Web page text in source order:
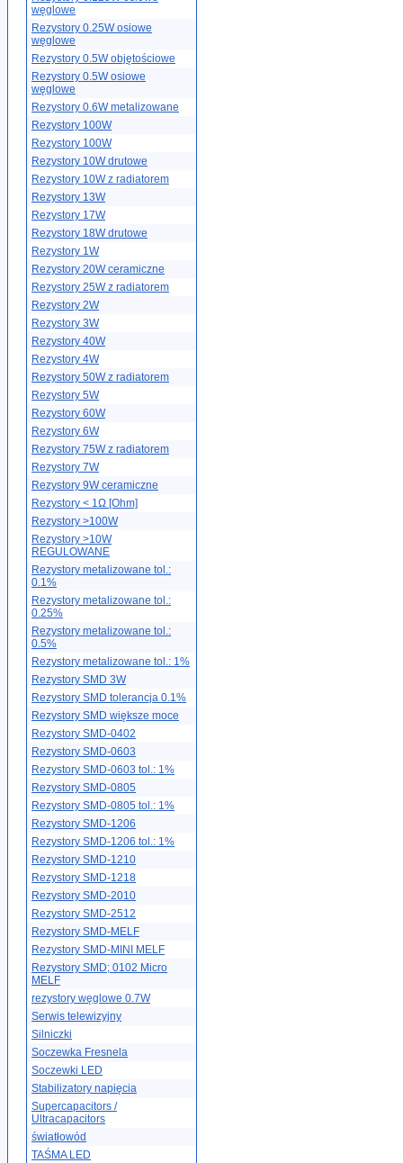
węglowe
Rezystory 0.25W osiowe
węglowe
Rezystory 0.5W objętościowe
Rezystory 0.5W osiowe
węglowe
Rezystory 0.6W metalizowane
Rezystory 100W
Rezystory 100W
Rezystory 10W drutowe
Rezystory 10W z radiatorem
Rezystory 13W
Rezystory 17W
Rezystory 18W drutowe
Rezystory 1W
Rezystory 20W ceramiczne
Rezystory 25W z radiatorem
Rezystory 2W
Rezystory 3W
Rezystory 40W
Rezystory 4W
Rezystory 50W z radiatorem
Rezystory 5W
Rezystory 60W
Rezystory 6W
Rezystory 75W z radiatorem
Rezystory 7W
Rezystory 9W ceramiczne
Rezystory < 1Ω [Ohm]
Rezystory >100W
Rezystory >10W
REGULOWANE
Rezystory metalizowane tol.:
0.1%
Rezystory metalizowane tol.:
0.25%
Rezystory metalizowane tol.:
0.5%
Rezystory metalizowane tol.: 1%
Rezystory SMD 3W
Rezystory SMD tolerancja 0.1%
Rezystory SMD większe moce
Rezystory SMD-0402
Rezystory SMD-0603
Rezystory SMD-0603 tol.: 1%
Rezystory SMD-0805
Rezystory SMD-0805 tol.: 1%
Rezystory SMD-1206
Rezystory SMD-1206 tol.: 1%
Rezystory SMD-1210
Rezystory SMD-1218
Rezystory SMD-2010
Rezystory SMD-2512
Rezystory SMD-MELF
Rezystory SMD-MINI MELF
Rezystory SMD; 0102 Micro
MELF
rezystory węglowe 0.7W
Serwis telewizyjny
Silniczki
Soczewka Fresnela
Soczewki LED
Stabilizatory napięcia
Supercapacitors /
Ultracapacitors
światłowód
TAŚMA LED